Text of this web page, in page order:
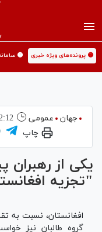
🟡 پرونده‌های ویژه خبری 🟡
جهان عمومی
چاپ
یکی از
"تجزیه
افغانستان، نسبت به
گروه طالبان نیز